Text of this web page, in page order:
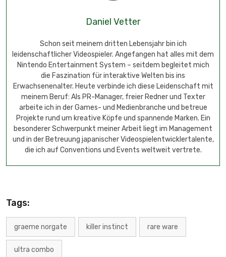
Daniel Vetter
Schon seit meinem dritten Lebensjahr bin ich
leidenschaftlicher Videospieler. Angefangen hat alles mit dem
Nintendo Entertainment System – seitdem begleitet mich
die Faszination für interaktive Welten bis ins
Erwachsenenalter. Heute verbinde ich diese Leidenschaft mit
meinem Beruf: Als PR-Manager, freier Redner und Texter
arbeite ich in der Games- und Medienbranche und betreue
Projekte rund um kreative Köpfe und spannende Marken. Ein
besonderer Schwerpunkt meiner Arbeit liegt im Management
und in der Betreuung japanischer Videospielentwicklertalente,
die ich auf Conventions und Events weltweit vertrete.
Tags:
graeme norgate killer instinct rare ware
ultra combo